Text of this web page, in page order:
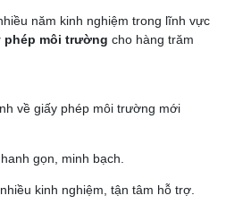
năm kinh nghiệm trong lĩnh vực
phép môi trường cho hàng trăm
về giấy phép môi trường mới
gọn, minh bạch.
kinh nghiệm, tận tâm hỗ trợ.